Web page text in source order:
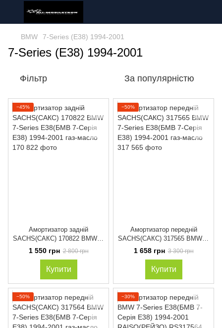
BMW 7-Series (E38) 1994-2001
7-Series (E38) 1994-2001
Фільтр За популярністю
−45%
Амортизатор задній
SACHS(САКС) 170822 BMW 7-
Series E38(БМВ 7-Серія Е38)
1994-2001 газ-масло
1 550 грн 2 800 грн
Купити
−50%
Амортизатор передній
SACHS(САКС) 317565 BMW 7-
Series E38(БМВ 7-Серія Е38)
1994-2001 газ-масло
1 658 грн 3 300 грн
Купити
−50% −30%